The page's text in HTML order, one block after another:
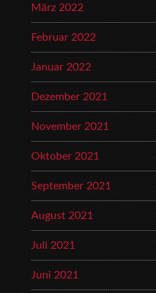
März 2022
Februar 2022
Januar 2022
Dezember 2021
November 2021
Oktober 2021
September 2021
August 2021
Juli 2021
Juni 2021